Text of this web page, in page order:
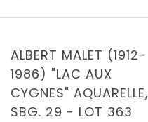
ALBERT MALET (1912-
1986) "LAC AUX
CYGNES" AQUARELLE,
SBG. 29 - LOT 363